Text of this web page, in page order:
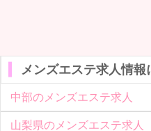
メンズエステ求人情報
中部のメンズエステ求人
山梨県のメンズエステ求人